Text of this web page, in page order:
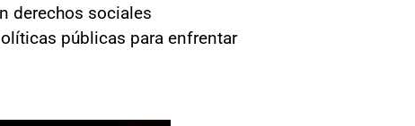
derechos sociales
públicas para enfrentar